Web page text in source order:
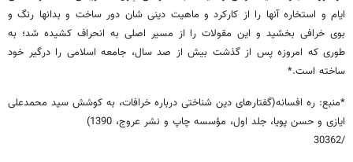
ایام و استخاره آنها را از کارکرد و ماهیت دینی شان دور ساخت و بدانها رنگ و
بوی خرافی بخشید و این مقولات را از مسیر اصلی به انحراف کشیده شد؛ به
طوری که امروزه پس از گذشت بیش از صد سال، جامعه اسلامی را درگیر خود
ساخته است.*
*منبع: ره افسانه(گفتارهای دین شناختی درباره خرافات، به کوشش سید محمدعلی
ایازی و حسن پویا، جلد اول، مؤسسه چاپ و نشر عروج، 1390)
/30362